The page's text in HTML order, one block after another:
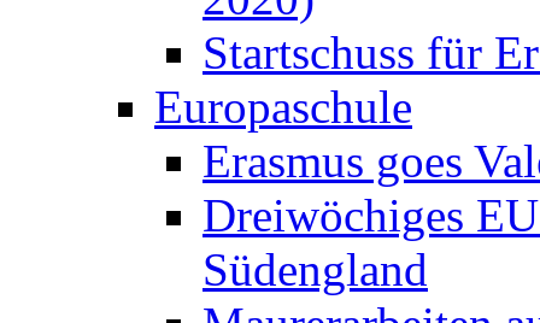
Startschuss für
Europaschule
Erasmus goes
Dreiwöchiges
Südengland